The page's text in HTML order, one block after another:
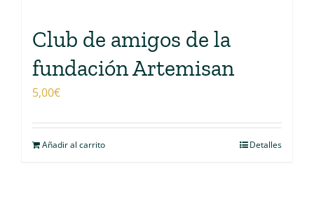
Club de amigos de la
fundación Artemisan
5,00€
Añadir al carrito Detalles